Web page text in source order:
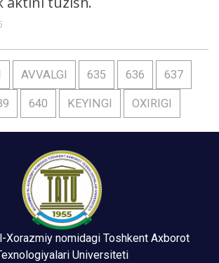
AVVALGI 635 636 637
640 KEYINGI OXIRIGI
Xorazmiy nomidagi Toshkent Axborot
Universiteti